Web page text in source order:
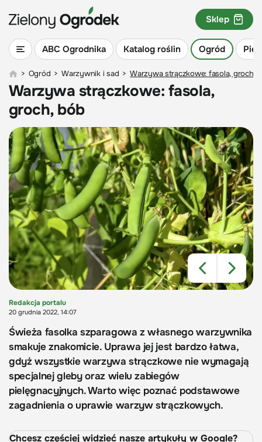
ABC Ogrodnika Katalog roślin Ogród
Sklep
> Ogród > Warzywnik i sad > Warzywa strączkowe: fasola, groch,
Warzywa strączkowe: fasola,
groch, bób
Redakcja portalu
20 grudnia 2022, 14:07
Świeża fasolka szparagowa z własnego warzywnika
smakuje znakomicie. Uprawa jej jest bardzo łatwa,
gdyż wszystkie warzywa strączkowe nie wymagają
specjalnej gleby oraz wielu zabiegów
pielęgnacyjnych. Warto więc poznać podstawowe
zagadnienia o uprawie warzyw strączkowych.
Chcesz częściej widzieć nasze artykuły w Google?